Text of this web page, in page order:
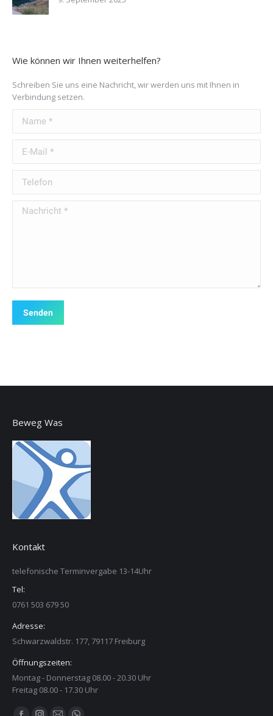
Wie können wir Ihnen weiterhelfen?
Schreiben Sie uns eine Nachricht, wir werden uns mit Ihnen in
Verbindung setzen.
Name *
E-Mail *
Telefon
Nachricht *
Senden
Beweg Was
Kontakt
telefonische Terminvergabe 13-14Uhr
Tel:
0761 503 679 50
Adresse:
Schwarzwaldstr. 177, 79117 Freiburg
Öffnungszeiten:
Montag - Donnerstag 08.00 - 20.30 Uhr
Freitag 08.00 - 17.30 Uhr
Finden Sie uns auf: